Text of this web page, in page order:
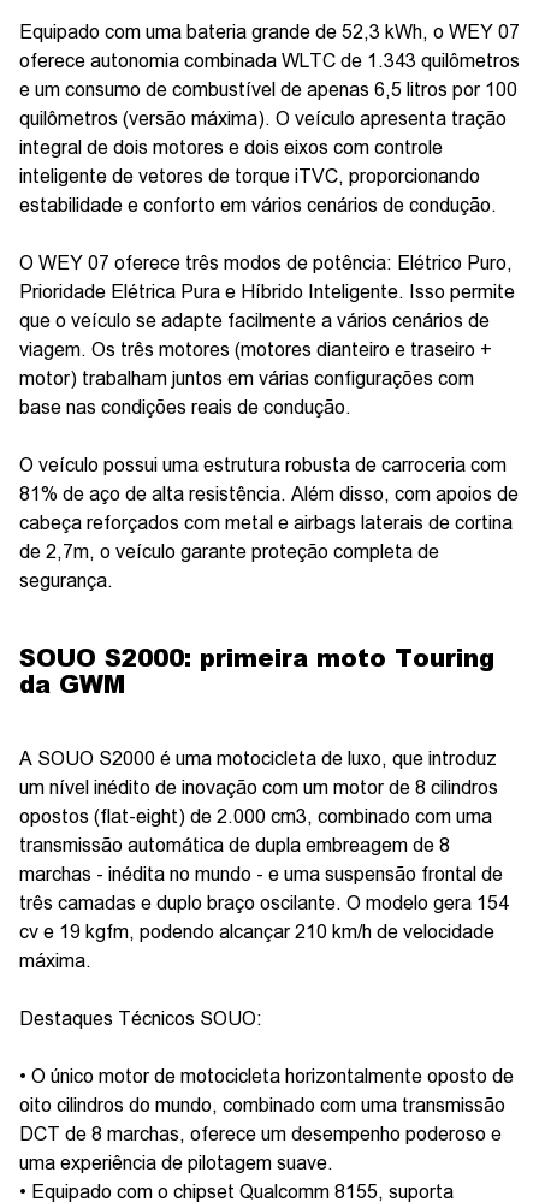
Equipado com uma bateria grande de 52,3 kWh, o WEY 07
oferece autonomia combinada WLTC de 1.343 quilômetros
e um consumo de combustível de apenas 6,5 litros por 100
quilômetros (versão máxima). O veículo apresenta tração
integral de dois motores e dois eixos com controle
inteligente de vetores de torque iTVC, proporcionando
estabilidade e conforto em vários cenários de condução.
O WEY 07 oferece três modos de potência: Elétrico Puro,
Prioridade Elétrica Pura e Híbrido Inteligente. Isso permite
que o veículo se adapte facilmente a vários cenários de
viagem. Os três motores (motores dianteiro e traseiro +
motor) trabalham juntos em várias configurações com
base nas condições reais de condução.
O veículo possui uma estrutura robusta de carroceria com
81% de aço de alta resistência. Além disso, com apoios de
cabeça reforçados com metal e airbags laterais de cortina
de 2,7m, o veículo garante proteção completa de
segurança.
SOUO S2000: primeira moto Touring
da GWM
A SOUO S2000 é uma motocicleta de luxo, que introduz
um nível inédito de inovação com um motor de 8 cilindros
opostos (flat-eight) de 2.000 cm3, combinado com uma
transmissão automática de dupla embreagem de 8
marchas - inédita no mundo - e uma suspensão frontal de
três camadas e duplo braço oscilante. O modelo gera 154
cv e 19 kgfm, podendo alcançar 210 km/h de velocidade
máxima.
Destaques Técnicos SOUO:
• O único motor de motocicleta horizontalmente oposto de
oito cilindros do mundo, combinado com uma transmissão
DCT de 8 marchas, oferece um desempenho poderoso e
uma experiência de pilotagem suave.
• Equipado com o chipset Qualcomm 8155, suporta